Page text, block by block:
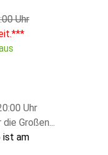
Uhr
Uhr
Großen...
ist am